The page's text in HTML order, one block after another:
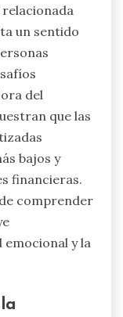
un sentido
del
que las
bajos y
financieras.
comprender
y la